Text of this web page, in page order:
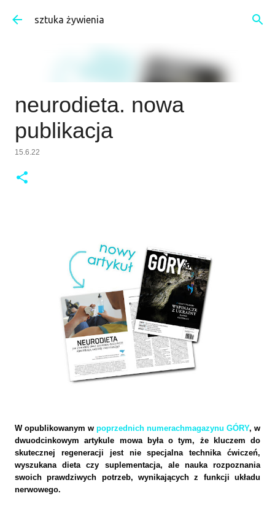
Przejdź do głównej zawartości
sztuka żywienia
neurodieta. nowa
publikacja
15.6.22
W opublikowanym w poprzednich numerachmagazynu GÓRY, w
dwuodcinkowym artykule mowa była o tym, że kluczem do
skutecznej regeneracji jest nie specjalna technika ćwiczeń,
wyszukana dieta czy suplementacja, ale nauka rozpoznania
swoich prawdziwych potrzeb, wynikających z funkcji układu
nerwowego.